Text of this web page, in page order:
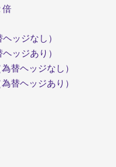
倍
ッジなし）
ッジあり）
替ヘッジなし）
替ヘッジあり）